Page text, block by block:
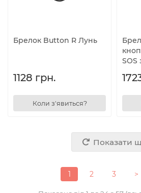
Брелок Button R Лунь
1128 грн.
Коли з'явиться?
SOS
Показати
1 2 3 >